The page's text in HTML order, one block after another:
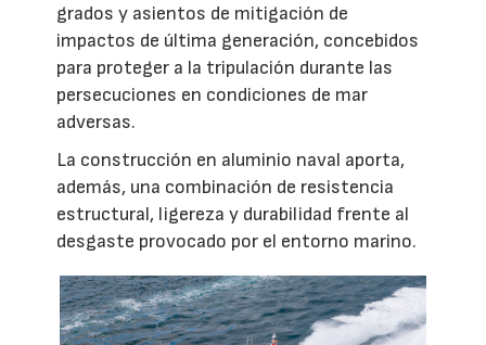
grados y asientos de mitigación de
impactos de última generación, concebidos
para proteger a la tripulación durante las
persecuciones en condiciones de mar
adversas.
La construcción en aluminio naval aporta,
además, una combinación de resistencia
estructural, ligereza y durabilidad frente al
desgaste provocado por el entorno marino.